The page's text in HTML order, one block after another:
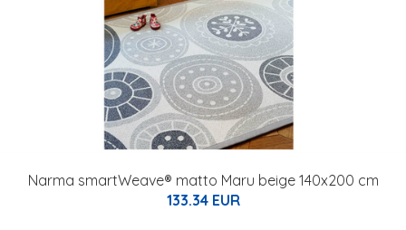
Narma smartWeave® matto Maru beige 140x200 cm
133.34 EUR